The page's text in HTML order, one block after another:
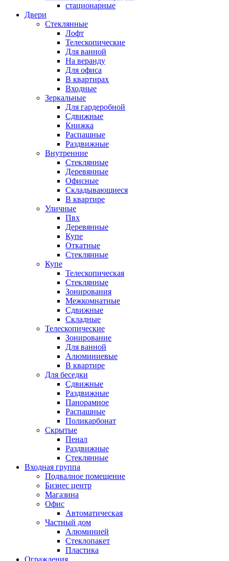
стационарные
Двери
Стеклянные
Лофт
Телескопические
Для ванной
На веранду
Для офиса
В квартирах
Входные
Зеркальные
Для гардеробной
Сдвижные
Книжка
Распашные
Раздвижные
Внутренние
Стеклянные
Деревянные
Офисные
Складывающиеся
В квартире
Уличные
Пвх
Деревянные
Купе
Откатные
Стеклянные
Купе
Телескопическая
Стеклянные
Зонирования
Межкомнатные
Сдвижные
Складные
Телескопические
Зонирование
Для ванной
Алюминиевые
В квартире
Для беседки
Сдвижные
Раздвижные
Панорамное
Распашные
Поликарбонат
Скрытые
Пенал
Раздвижные
Стеклянные
Входная группа
Подвалное помещение
Бизнес центр
Магазина
Офис
Автоматическая
Частный дом
Алюминией
Стеклопакет
Пластика
Ограждения